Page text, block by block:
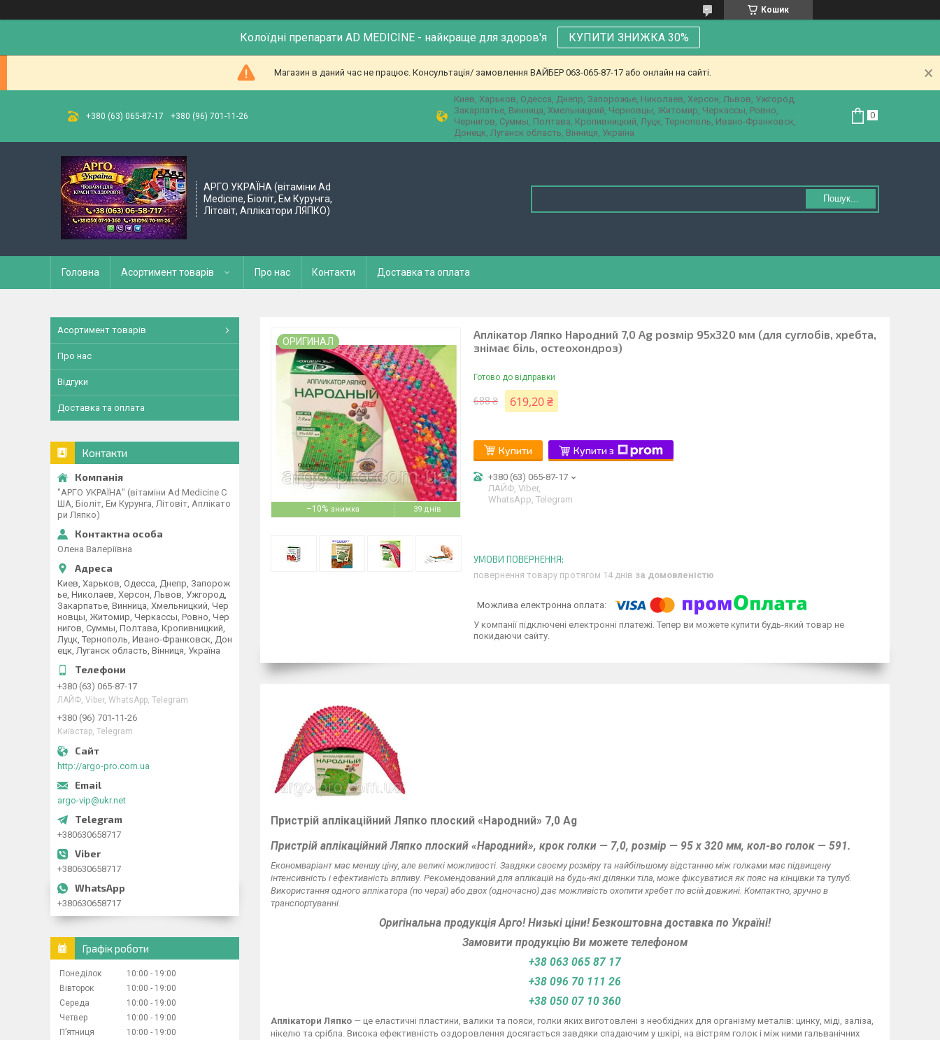
Кошик
Колоїдні препарати AD MEDICINE - найкраще для здоров'я КУПИТИ ЗНИЖКА 30%
Магазин в даний час не працює. Консультація/ замовлення ВАЙБЕР 063-065-87-17 або онлайн на сайті.
+380 (63) 065-87-17 +380 (96) 701-11-26
Киев, Харьков, Одесса, Днепр, Запорожье, Николаев, Херсон, Львов, Ужгород,
Закарпатье, Винница, Хмельницкий, Черновцы, Житомир, Черкассы, Ровно,
Чернигов, Суммы, Полтава, Кропивницкий, Луцк, Тернополь, Ивано-Франковск,
Донецк, Луганск область, Вінниця, Україна
АРГО УКРАЇНА (вітаміни Ad
Medicine, Біоліт, Ем Курунга,
Літовіт, Аплікатори ЛЯПКО)
Пошук...
Головна Асортимент товарів Про нас Контакти Доставка та оплата
–10% 39 днів
ОРИГИНАЛ
Аплікатор Ляпко Народний 7,0 Ag розмір 95х320 мм (для суглобів, хребта,
знімає біль, остеохондроз)
Готово до відправки
688 ₴ 619,20 ₴
Купити Купити з
+380 (63) 065-87-17
ЛАЙФ, Viber,
WhatsApp, Telegram
повернення товару протягом 14 днів за домовленістю
У компанії підключені електронні платежі. Тепер ви можете купити будь-який товар не
покидаючи сайту.
Пристрій аплікаційний Ляпко плоский «Народний» 7,0 Ag
Пристрій аплікаційний Ляпко плоский «Народний», крок голки — 7,0, розмір — 95 х 320 мм, кол-во голок — 591.
Економваріант має меншу ціну, але великі можливості. Завдяки своєму розміру та найбільшому відстанню між голками має підвищену
інтенсивність і ефективність впливу. Рекомендований для аплікацій на будь-які ділянки тіла, може фіксуватися як пояс на кінцівки та тулуб.
Використання одного аплікатора (по черзі) або двох (одночасно) дає можливість охопити хребет по всій довжині. Компактно, зручно в
транспортуванні.
Оригінальна продукція Арго! Низькі ціни! Безкоштовна доставка по Україні!
Замовити продукцію Ви можете телефоном
+38 063 065 87 17
+38 096 70 111 26
+38 050 07 10 360
Аплікатори Ляпко — це еластичні пластини, валики та пояси, голки яких виготовлені з необхідних для організму металів: цинку, міді, заліза,
нікелю та срібла. Висока ефективність оздоровлення досягається завдяки спадаючим у шкірі, на вістрям голок і між ними гальванічних
Асортимент товарів
Про нас
Відгуки
Доставка та оплата
Контакти
"АРГО УКРАЇНА" (вітаміни Ad Medicine С
ША, Біоліт, Ем Курунга, Літовіт, Аплікато
ри Ляпко)
Олена Валеріївна
Киев, Харьков, Одесса, Днепр, Запорож
ье, Николаев, Херсон, Львов, Ужгород,
Закарпатье, Винница, Хмельницкий, Чер
новцы, Житомир, Черкассы, Ровно, Чер
нигов, Суммы, Полтава, Кропивницкий,
Луцк, Тернополь, Ивано-Франковск, Дон
ецк, Луганск область, Вінниця, Україна
+380 (63) 065-87-17
ЛАЙФ, Viber, WhatsApp, Telegram
+380 (96) 701-11-26
Київстар, Telegram
http://argo-pro.com.ua
argo-vip@ukr.net
+380630658717
+380630658717
+380630658717
Графік роботи
Понеділок 10:00
19:00
Вівторок
10:00
19:00
Середа
10:00
19:00
Четвер
10:00
19:00
Пʼятниця
10:00
19:00